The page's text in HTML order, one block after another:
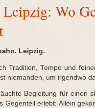
Leipzig: Wo
Leipzig.
Tradition, Tempo und
niemanden, um irgendwo
Begleitung für einen
Gegenteil erlebt: Allein